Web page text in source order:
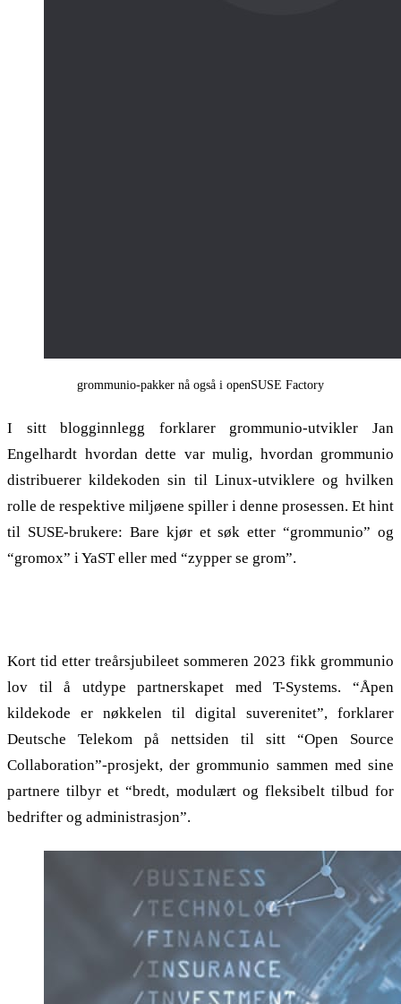
grommunio-pakker nå også i openSUSE Factory
I sitt blogginnlegg forklarer grommunio-utvikler Jan
Engelhardt hvordan dette var mulig, hvordan grommunio
distribuerer kildekoden sin til Linux-utviklere og hvilken
rolle de respektive miljøene spiller i denne prosessen. Et hint
til SUSE-brukere: Bare kjør et søk etter “grommunio” og
“gromox” i YaST eller med “zypper se grom”.
Kort tid etter treårsjubileet sommeren 2023 fikk grommunio
lov til å utdype partnerskapet med T-Systems. “Åpen
kildekode er nøkkelen til digital suverenitet”, forklarer
Deutsche Telekom på nettsiden til sitt “Open Source
Collaboration”-prosjekt, der grommunio sammen med sine
partnere tilbyr et “bredt, modulært og fleksibelt tilbud for
bedrifter og administrasjon”.